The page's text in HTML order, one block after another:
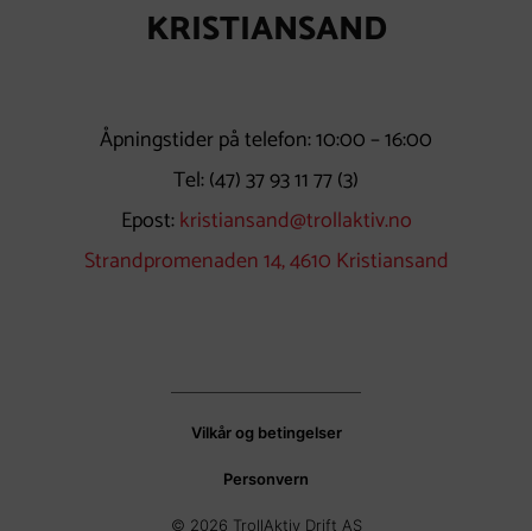
KRISTIANSAND
Åpningstider på telefon: 10:00 – 16:00
Tel:(47) 37 93 11 77(3)
Epost:kristiansand@trollaktiv.no
Strandpromenaden 14, 4610 Kristiansand
Vilkår og betingelser
Personvern
© 2026 TrollAktiv Drift AS